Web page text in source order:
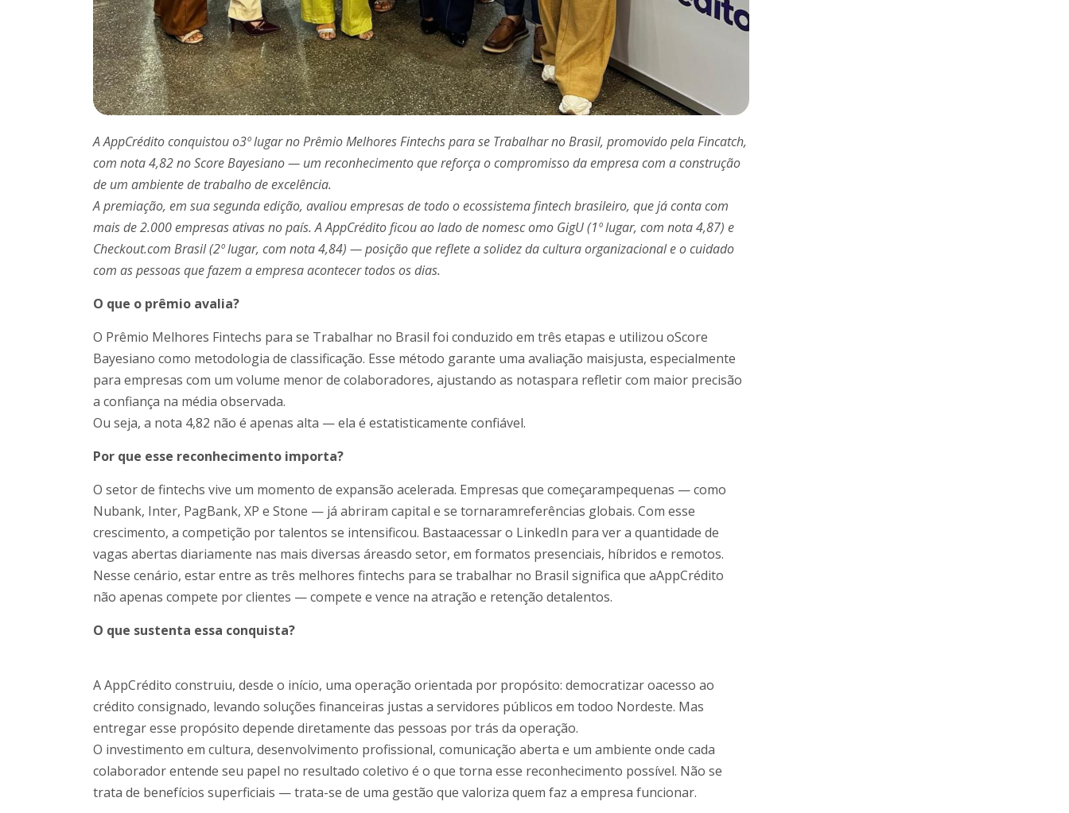
A AppCrédito conquistou o3º lugar no Prêmio Melhores Fintechs para se Trabalhar no Brasil, promovido pela Fincatch,
com nota 4,82 no Score Bayesiano — um reconhecimento que reforça o compromisso da empresa com a construção
de um ambiente de trabalho de excelência.
A premiação, em sua segunda edição, avaliou empresas de todo o ecossistema fintech brasileiro, que já conta com
mais de 2.000 empresas ativas no país. A AppCrédito ficou ao lado de nomesc omo GigU (1º lugar, com nota 4,87) e
Checkout.com Brasil (2º lugar, com nota 4,84) — posição que reflete a solidez da cultura organizacional e o cuidado
com as pessoas que fazem a empresa acontecer todos os dias.
O que o prêmio avalia?
O Prêmio Melhores Fintechs para se Trabalhar no Brasil foi conduzido em três etapas e utilizou oScore
Bayesiano como metodologia de classificação. Esse método garante uma avaliação maisjusta, especialmente
para empresas com um volume menor de colaboradores, ajustando as notaspara refletir com maior precisão
a confiança na média observada.
Ou seja, a nota 4,82 não é apenas alta — ela é estatisticamente confiável.
Por que esse reconhecimento importa?
O setor de fintechs vive um momento de expansão acelerada. Empresas que começarampequenas — como
Nubank, Inter, PagBank, XP e Stone — já abriram capital e se tornaramreferências globais. Com esse
crescimento, a competição por talentos se intensificou. Bastaacessar o LinkedIn para ver a quantidade de
vagas abertas diariamente nas mais diversas áreasdo setor, em formatos presenciais, híbridos e remotos.
Nesse cenário, estar entre as três melhores fintechs para se trabalhar no Brasil significa que aAppCrédito
não apenas compete por clientes — compete e vence na atração e retenção detalentos.
O que sustenta essa conquista?
A AppCrédito construiu, desde o início, uma operação orientada por propósito: democratizar oacesso ao
crédito consignado, levando soluções financeiras justas a servidores públicos em todoo Nordeste. Mas
entregar esse propósito depende diretamente das pessoas por trás da operação.
O investimento em cultura, desenvolvimento profissional, comunicação aberta e um ambiente onde cada
colaborador entende seu papel no resultado coletivo é o que torna esse reconhecimento possível. Não se
trata de benefícios superficiais — trata-se de uma gestão que valoriza quem faz a empresa funcionar.